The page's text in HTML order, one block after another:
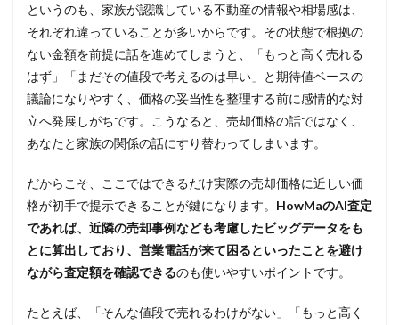
というのも、家族が認識している不動産の情報や相場感は、
それぞれ違っていることが多いからです。その状態で根拠の
ない金額を前提に話を進めてしまうと、「もっと高く売れる
はず」「まだその値段で考えるのは早い」と期待値ベースの
議論になりやすく、価格の妥当性を整理する前に感情的な対
立へ発展しがちです。こうなると、売却価格の話ではなく、
あなたと家族の関係の話にすり替わってしまいます。
だからこそ、ここではできるだけ実際の売却価格に近しい価
格が初手で提示できることが鍵になります。 HowMaのAI査定
であれば、近隣の売却事例なども考慮したビッグデータをも
とに算出しており、営業電話が来て困るといったことを避け
ながら査定額を確認できるのも使いやすいポイントです。
たとえば、「そんな値段で売れるわけがない」「もっと高く